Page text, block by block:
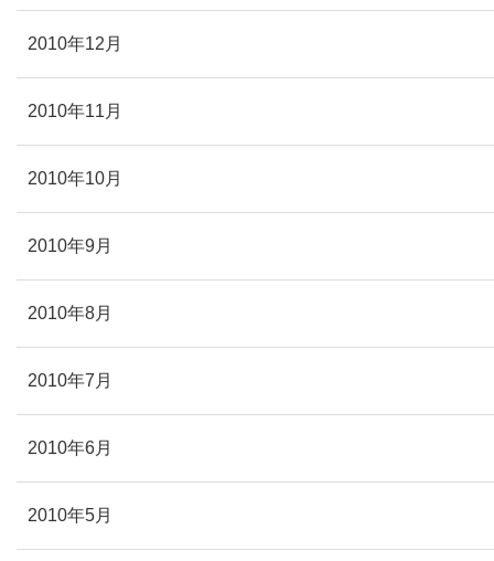
2010年12月
2010年11月
2010年10月
2010年9月
2010年8月
2010年7月
2010年6月
2010年5月